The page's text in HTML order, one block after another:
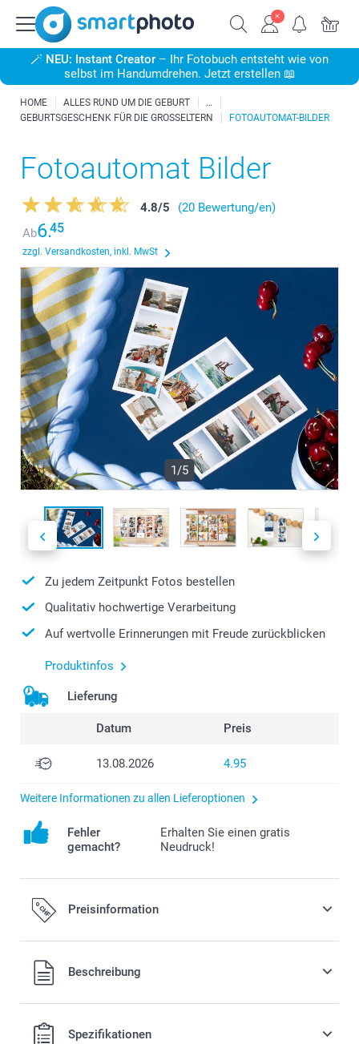
🪄 NEU: Instant Creator – Ihr Fotobuch entsteht wie von
selbst im Handumdrehen. Jetzt erstellen 📖
HOME
ALLES RUND UM DIE GEBURT
GEBURTSGESCHENK FÜR DIE GROSSELTERN
FOTOAUTOMAT-BILDER
Fotoautomat Bilder
4.8/5
(20 Bewertung/en)
Ab6.45
zzgl. Versandkosten, inkl. MwSt
1/5
Zu jedem Zeitpunkt Fotos bestellen
Qualitativ hochwertige Verarbeitung
Auf wertvolle Erinnerungen mit Freude zurückblicken
Produktinfos
Lieferung
Datum Preis
13.08.2026 4.95
Weitere Informationen zu allen Lieferoptionen
Fehler
gemacht?
Erhalten Sie einen gratis
Neudruck!
Preisinformation
Alle Preise verstehen sich in Schweizer Franken (CHF) inkl.
MwSt. und zzgl. Versandkosten.
Beschreibung
Spezifikationen